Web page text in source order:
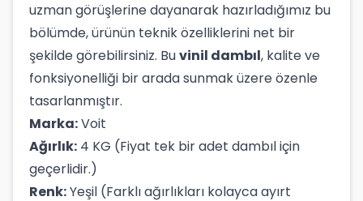
uzman görüşlerine dayanarak hazırladığımız bu
bölümde, ürünün teknik özelliklerini net bir
şekilde görebilirsiniz. Buvinil dambıl, kalite ve
fonksiyonelliği bir arada sunmak üzere özenle
tasarlanmıştır.
Marka:Voit
Ağırlık: 4 KG (Fiyat tek bir adet dambıl için
geçerlidir.)
Renk:Yeşil (Farklı ağırlıkları kolayca ayırt